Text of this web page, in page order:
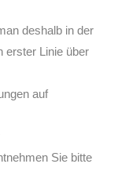
deshalb in der
erster Linie über
auf
Sie bitte